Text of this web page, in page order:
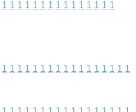
1 1 1 1 1 1 1 1 1 1 1 1 1 1 1
1 1 1 1 1 1 1 1 1 1 1 1 1 1 1 1 1